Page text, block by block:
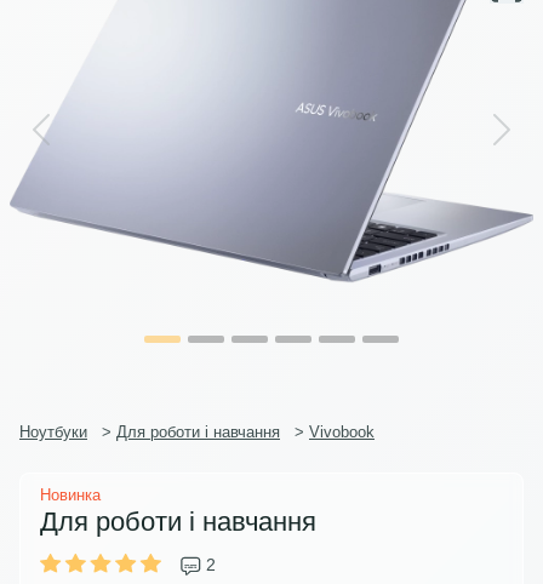
Previous Next
Ноутбуки > Для роботи і навчання > Vivobook
Новинка
Для роботи і навчання
2